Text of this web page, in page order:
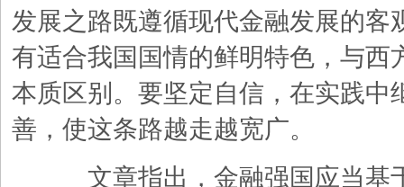
发展之路既遵循现代金融发展的客
有适合我国国情的鲜明特色，与西
本质区别。要坚定自信，在实践中
善，使这条路越走越宽广。
文章指出，金融强国应当基